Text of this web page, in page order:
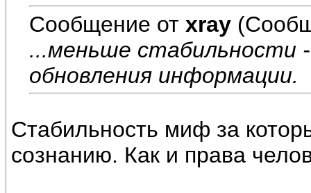
Сообщение от xray
...меньше стабильности
обновления информации.
Стабильность миф за
сознанию. Как и права